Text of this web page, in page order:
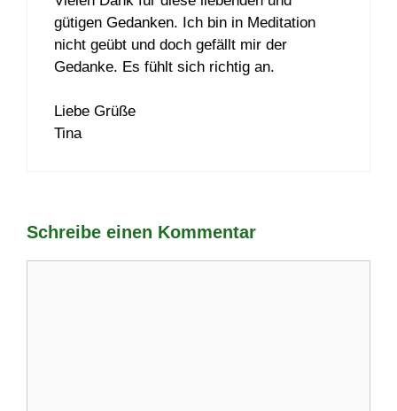
gütigen Gedanken. Ich bin in Meditation
nicht geübt und doch gefällt mir der
Gedanke. Es fühlt sich richtig an.
Liebe Grüße
Tina
Schreibe einen Kommentar